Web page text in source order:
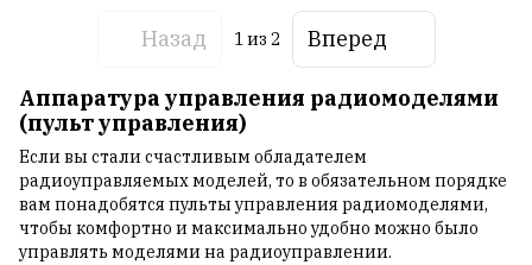
Назад 1из 2 Вперед
Аппаратура управления радиомоделями
(пульт управления)
Если вы стали счастливым обладателем
радиоуправляемых моделей, то в обязательном порядке
вам понадобятся пульты управления радиомоделями,
чтобы комфортно и максимально удобно можно было
управлять моделями на радиоуправлении.